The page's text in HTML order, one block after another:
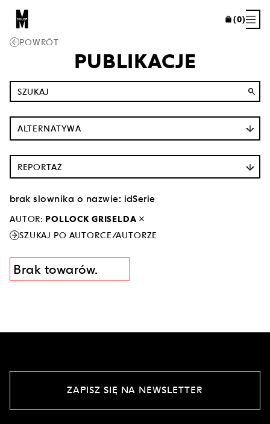
(0)
POWRÓT
PUBLIKACJE
search
ALTERNATYWA
REPORTAŻ
brak slownika o nazwie: idSerie
AUTOR: POLLOCK GRISELDA close
SZUKAJ PO AUTORCE/AUTORZE
Brak towarów.
ZAPISZ SIĘ NA NEWSLETTER